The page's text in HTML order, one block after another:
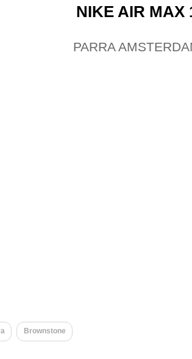
NIKE AIR MAX
PARRA
Brownstone